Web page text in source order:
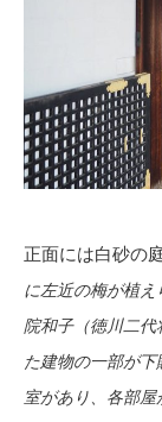
正面には白砂の
に左近の梅が植
院和子（徳川二
た建物の一部が
室があり、各部